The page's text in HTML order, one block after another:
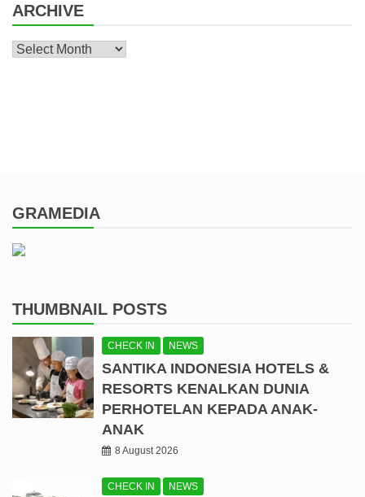
ARCHIVE
Archive
GRAMEDIA
THUMBNAIL POSTS
CHECK IN NEWS
SANTIKA INDONESIA HOTELS &
RESORTS KENALKAN DUNIA
PERHOTELAN KEPADA ANAK-
ANAK
8 August 2026
CHECK IN NEWS